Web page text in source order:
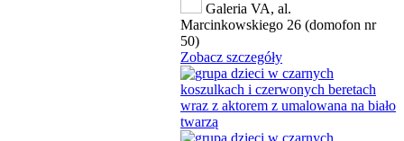
Galeria VA, al.
Marcinkowskiego 26 (domofon nr
50)
Zobacz szczegóły